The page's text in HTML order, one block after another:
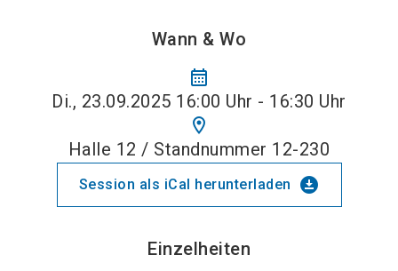
Wann & Wo
calendar_month
Di., 23.09.2025 16:00 Uhr - 16:30 Uhr
location_on
Halle 12 / Standnummer 12-230
Session als iCal herunterladen download_for_offline
Einzelheiten